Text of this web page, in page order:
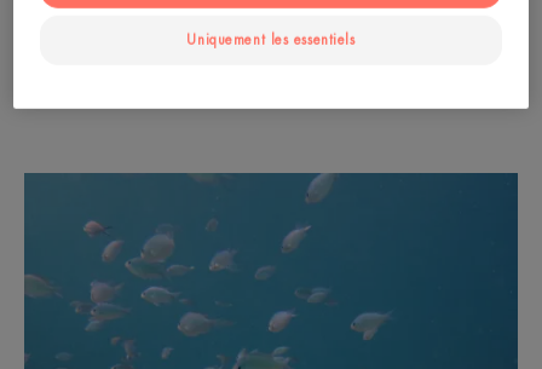
répondant toujours à trois critères :
innocuité [...] , efficacité et tolérance.
Uniquement les essentiels